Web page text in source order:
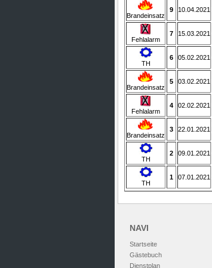
Brandeinsatz
9 10.04.2021
Fehlalarm
7 15.03.2021
TH
6 05.02.2021
Brandeinsatz
5 03.02.2021
Fehlalarm
4 02.02.2021
Brandeinsatz
3 22.01.2021
TH
2 09.01.2021
TH
1 07.01.2021
NAVI
Startseite
Gästebuch
Dienstplan